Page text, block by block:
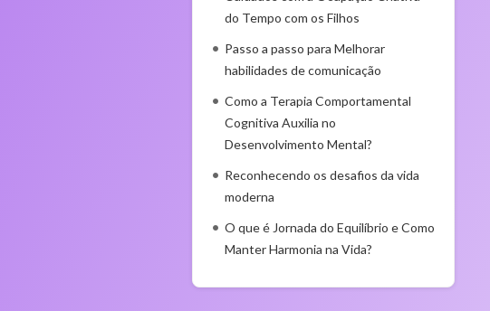
do Tempo com os Filhos
Passo a passo para Melhorar
habilidades de comunicação
Como a Terapia Comportamental
Cognitiva Auxilia no
Desenvolvimento Mental?
Reconhecendo os desafios da vida
moderna
O que é Jornada do Equilíbrio e Como
Manter Harmonia na Vida?